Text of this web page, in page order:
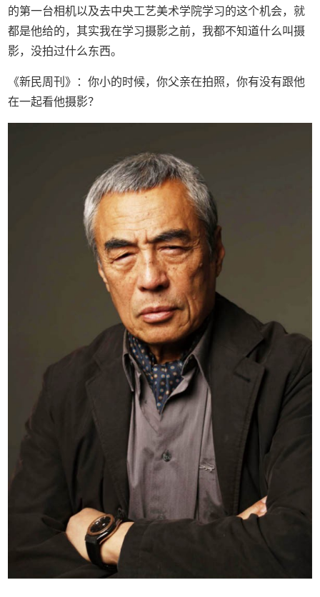
的第一台相机以及去中央工艺美术学院学习的这个机会，就
都是他给的，其实我在学习摄影之前，我都不知道什么叫摄
影，没拍过什么东西。
《新民周刊》：你小的时候，你父亲在拍照，你有没有跟他
在一起看他摄影？